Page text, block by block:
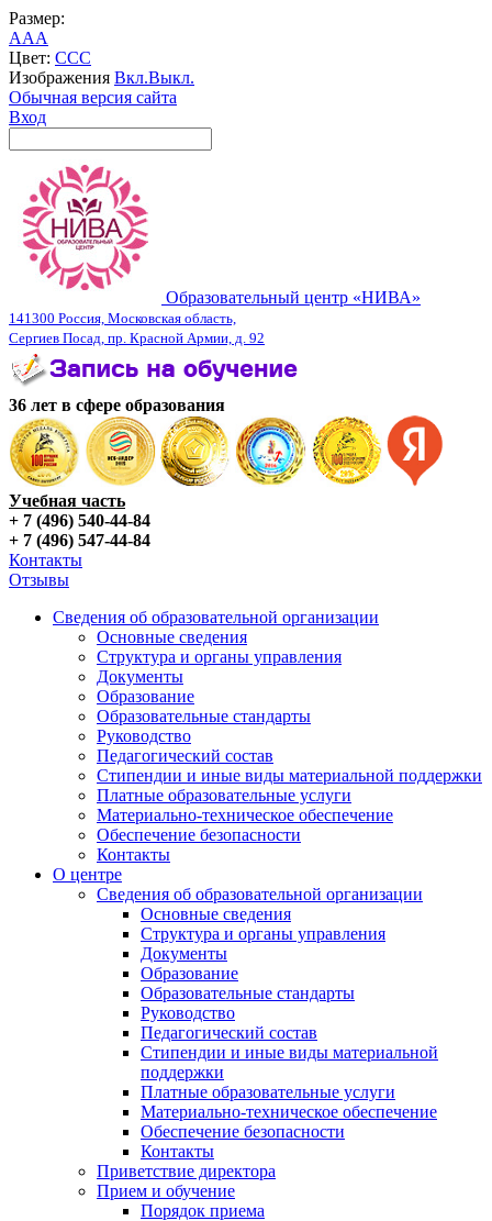
Размер:
AAA
Цвет: CCC
Изображения Вкл.Выкл.
Обычная версия сайта
Вход
Образовательный центр «НИВА»
141300 Россия, Московская область,
Сергиев Посад, пр. Красной Армии, д. 92
36 лет в сфере образования
Учебная часть
+ 7 (496) 540-44-84
+ 7 (496) 547-44-84
Контакты
Отзывы
Сведения об образовательной организации
Основные сведения
Структура и органы управления
Документы
Образование
Образовательные стандарты
Руководство
Педагогический состав
Стипендии и иные виды материальной поддержки
Платные образовательные услуги
Материально-техническое обеспечение
Обеспечение безопасности
Контакты
О центре
Сведения об образовательной организации
Основные сведения
Структура и органы управления
Документы
Образование
Образовательные стандарты
Руководство
Педагогический состав
Стипендии и иные виды материальной
поддержки
Платные образовательные услуги
Материально-техническое обеспечение
Обеспечение безопасности
Контакты
Приветствие директора
Прием и обучение
Порядок приема